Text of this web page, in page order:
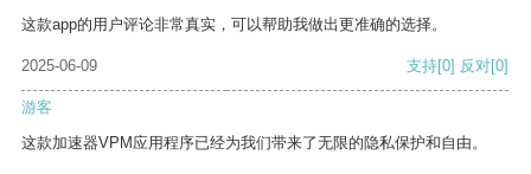
这款app的用户评论非常真实，可以帮助我做出更准确的选择。
2025-06-09 支持[0] 反对[0]
游客
这款加速器VPM应用程序已经为我们带来了无限的隐私保护和自由。